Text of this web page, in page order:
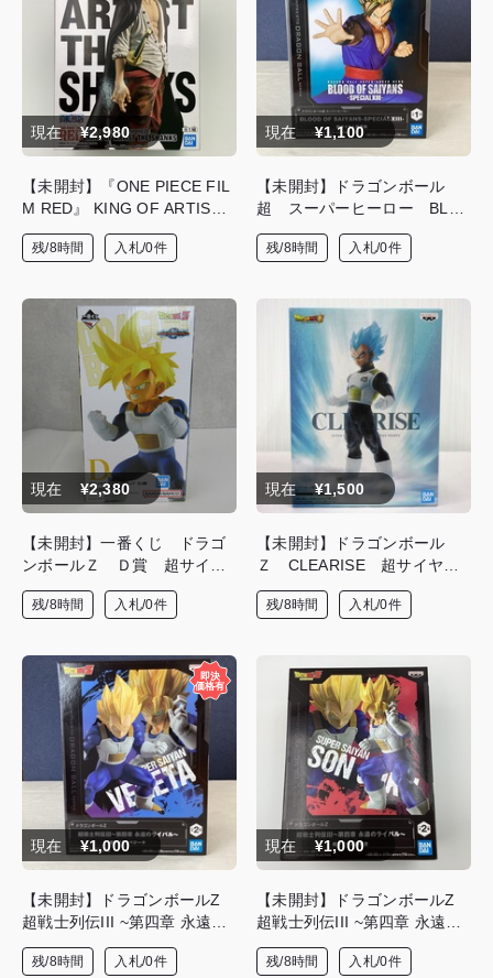
現在 ¥2,980
【未開封】『ONE PIECE FIL
M RED』 KING OF ARTIST T
HE SHANKS フィギュア
残/8時間 入札/0件
現在 ¥1,100
【未開封】ドラゴンボール
超 スーパーヒーロー BLO
OD OF SAIYANS-SPECIAL XI
II- 超サイヤ人孫悟飯 フィギ
残/8時間 入札/0件
現在 ¥2,380
【未開封】一番くじ ドラゴ
ンボールＺ Ｄ賞 超サイヤ
人孫悟飯 フィギュア
残/8時間 入札/0件
現在 ¥1,500
【未開封】ドラゴンボール
Ｚ CLEARISE 超サイヤ人
ゴッド超サイヤ人ベジータ
フィギュア
残/8時間 入札/0件
現在 ¥1,000
【未開封】ドラゴンボールZ
超戦士列伝III ~第四章 永遠の
ライバル~ 超サイヤ人ベジー
タ 【B】 フィギュア
残/8時間 入札/0件
現在 ¥1,000
【未開封】ドラゴンボールZ
超戦士列伝III ~第四章 永遠の
ライバル~ 超サイヤ人孫悟空
【A】 フィギュア
残/8時間 入札/0件